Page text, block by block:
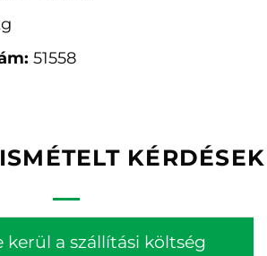
51558
KÉRDÉSEK
kerül a szállítási költség